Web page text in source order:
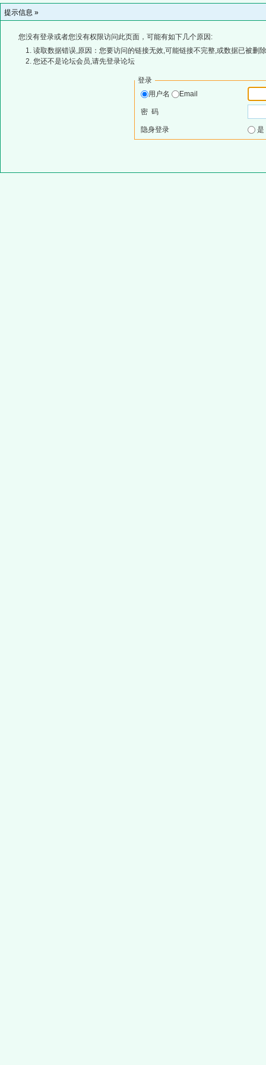
提示信息 »
您没有登录或者您没有权限访问此页面，可能有如下几个原因:
读取数据错误,原因：您要访问的链接无效,可能链接不完整,或数据已被删
您还不是论坛会员,请先登录论坛
登录
用户名
Email
密 码
隐身登录